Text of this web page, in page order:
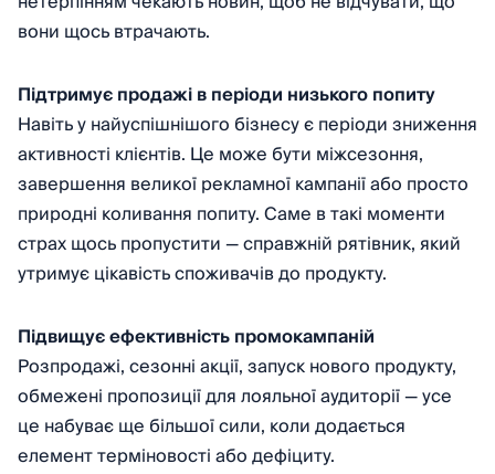
вони щось втрачають.
Підтримує продажі в періоди низького попиту
Навіть у найуспішнішого бізнесу є періоди зниження
активності клієнтів. Це може бути міжсезоння,
завершення великої рекламної кампанії або просто
природні коливання попиту. Саме в такі моменти
страх щось пропустити — справжній рятівник, який
утримує цікавість споживачів до продукту.
Підвищує ефективність промокампаній
Розпродажі, сезонні акції, запуск нового продукту,
обмежені пропозиції для лояльної аудиторії — усе
це набуває ще більшої сили, коли додається
елемент терміновості або дефіциту.